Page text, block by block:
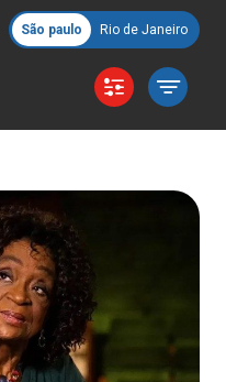
São paulo Rio de Janeiro